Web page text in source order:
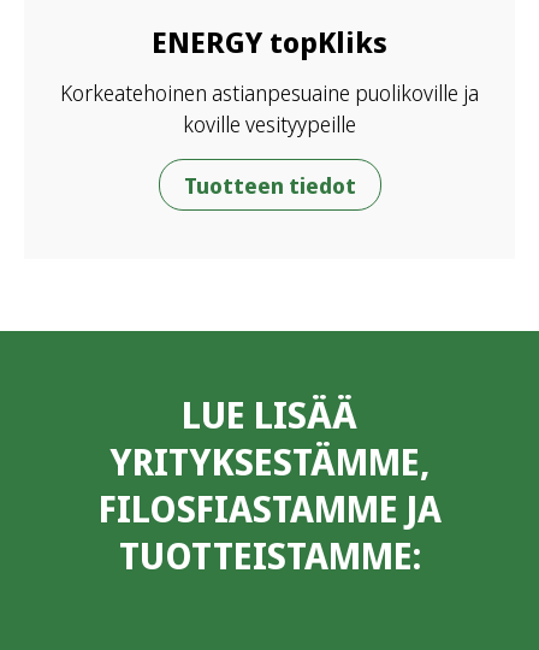
ENERGY topKliks
Korkeatehoinen astianpesuaine puolikoville ja
koville vesityypeille
Tuotteen tiedot
LUE LISÄÄ
YRITYKSESTÄMME,
FILOSFIASTAMME JA
TUOTTEISTAMME: